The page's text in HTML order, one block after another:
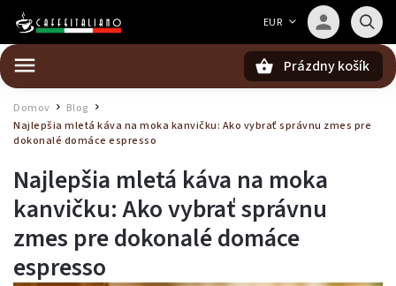
EUR
Prázdny košík
Domov Blog
Najlepšia mletá káva na moka kanvičku: Ako vybrať správnu zmes pre
dokonalé domáce espresso
Najlepšia mletá káva na moka
kanvičku: Ako vybrať správnu
zmes pre dokonalé domáce
espresso
Barista — poradca Caffeitaliano